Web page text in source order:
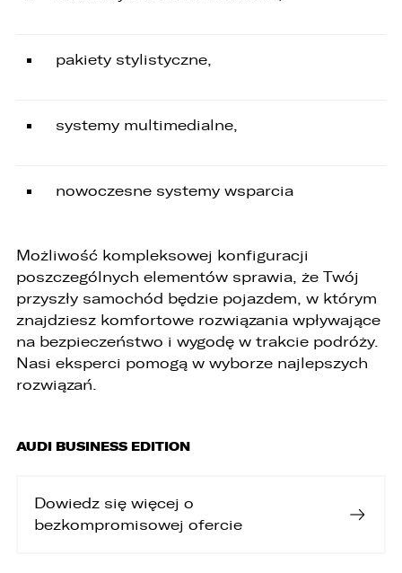
pakiety stylistyczne,
systemy multimedialne,
nowoczesne systemy wsparcia
Możliwość kompleksowej konfiguracji
poszczególnych elementów sprawia, że Twój
przyszły samochód będzie pojazdem, w którym
znajdziesz komfortowe rozwiązania wpływające
na bezpieczeństwo i wygodę w trakcie podróży.
Nasi eksperci pomogą w wyborze najlepszych
rozwiązań.
AUDI BUSINESS EDITION
Dowiedz się więcej o
bezkompromisowej ofercie